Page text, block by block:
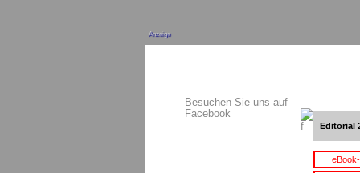
Anzeige
Besuchen Sie uns auf
Facebook
Editorial